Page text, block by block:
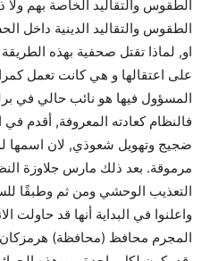
الطقوس والتقاليد الخاصة بهم
الطقوس والتقاليد الدينية داخل
او, لماذا تقتل صحفية بهذه
على اعتقالها و هي كانت تعمل
المسؤول فيها هو نائب حالي في
فالنظام كعادته المعروفة, أقدم في
ضجيج وتهويل شعوذي, لان اسمها
مرموقة. بعد ذلك مارس جلاوزة
التعذيب الوحشي ومن ثم وطبقًا
واعلنوا في البداية أنها قد حاولت
المجرم محافظ (محافظة) هرمزكان